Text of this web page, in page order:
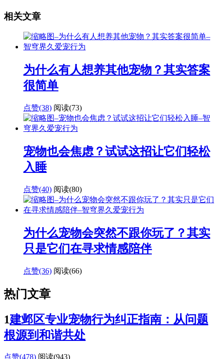
相关文章
为什么有人想养其他宠物？其实答案
很简单
点赞(38) 阅读(73)
宠物也会焦虑？试试这招让它们轻松
入睡
点赞(40) 阅读(80)
为什么宠物会突然不跟你玩了？其实
只是它们在寻求情感陪伴
点赞(36) 阅读(66)
热门文章
1建邺区专业宠物行为纠正指南：从问题
根源到和谐共处
点赞(478) 阅读(943)